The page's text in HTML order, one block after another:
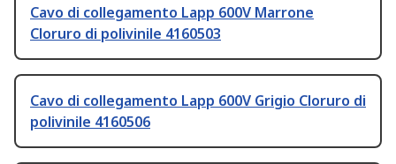
Cavo di collegamento Lapp 600V Marrone
Cloruro di polivinile 4160503
Cavo di collegamento Lapp 600V Grigio Cloruro di
polivinile 4160506